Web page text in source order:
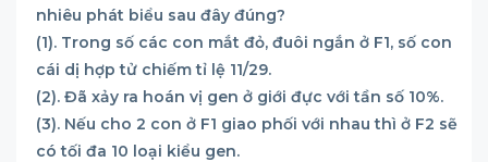
nhiêu phát biểu sau đây đúng?
(1). Trong số các con mắt đỏ, đuôi ngắn ở F1, số con
cái dị hợp tử chiếm tỉ lệ 11/29.
(2). Đã xảy ra hoán vị gen ở giới đực với tần số 10%.
(3). Nếu cho 2 con ở F1 giao phối với nhau thì ở F2 sẽ
có tối đa 10 loại kiểu gen.